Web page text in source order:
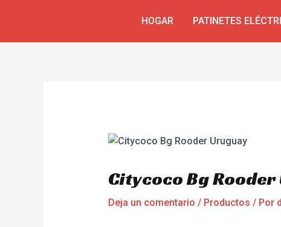
HOGAR PATINETES
Citycoco Bg Rooder
Deja un comentario / Productos / Por